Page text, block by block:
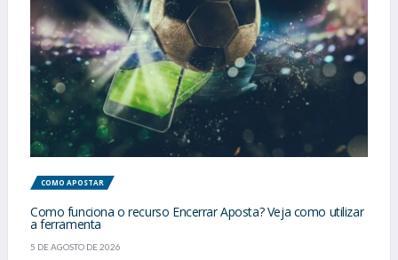
COMO APOSTAR
Como funciona o recurso Encerrar Aposta? Veja como utilizar
a ferramenta
5 DE AGOSTO DE 2026